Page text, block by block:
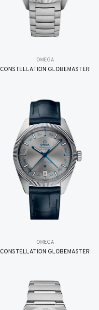
OMEGA
CONSTELLATION GLOBEMASTER
OMEGA
CONSTELLATION GLOBEMASTER